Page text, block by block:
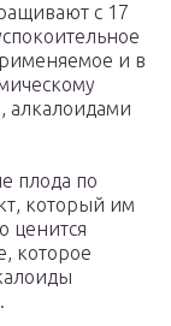
с 17
и в
алкалоидами
плода по
который им
ценится
которое